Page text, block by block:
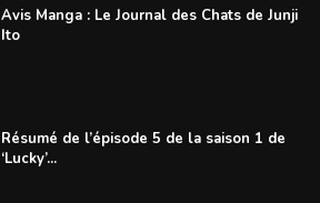
Avis Manga : Le Journal des Chats de Junji
Ito
Résumé de l’épisode 5 de la saison 1 de
‘Lucky’...